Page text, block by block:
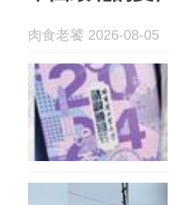
肉食老饕 2026-08-05